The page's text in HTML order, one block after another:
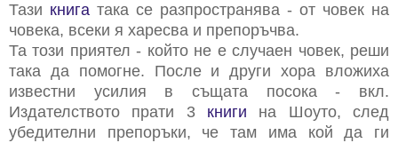
Тази книга така се разпространява - от човек на
човека, всеки я харесва и препоръчва.
Та този приятел - който не е случаен човек, реши
така да помогне. После и други хора вложиха
известни усилия в същата посока - вкл.
Издателството прати 3 книги на Шоуто, след
убедителни препоръки, че там има кой да ги